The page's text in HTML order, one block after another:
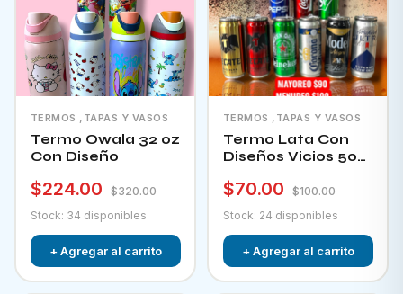
TERMOS ,TAPAS Y VASOS
Termo Owala 32 oz
Con Diseño
$224.00
$320.00
Stock: 34 disponibles
+ Agregar al carrito
TERMOS ,TAPAS Y VASOS
Termo Lata Con
Diseños Vicios 500
$70.00
$100.00
Stock: 24 disponibles
+ Agregar al carrito